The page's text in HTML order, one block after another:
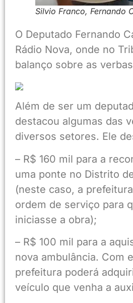
Silvio Franco, Fernando
O Deputado Fernando
Rádio Nova, onde no
balanço sobre as
Além de ser um
destacou algumas das
diversos setores. Ele
– R$ 160 mil para a
uma ponte no Distrito
(neste caso, a
ordem de serviço para
iniciasse a obra);
– R$ 100 mil para a
nova ambulância. Com
prefeitura poderá
veículo que venha a